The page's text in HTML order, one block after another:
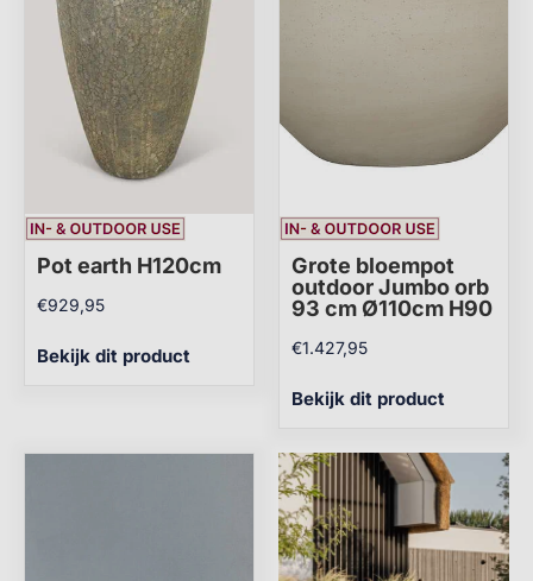
Pot earth H120cm
€929,95
Bekijk dit product
Grote bloempot
outdoor Jumbo orb
93 cm Ø110cm H90
€1.427,95
Bekijk dit product